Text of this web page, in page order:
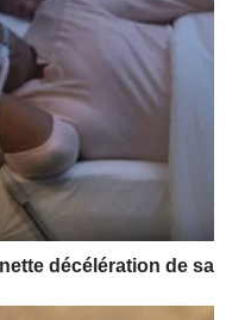
décélération de sa